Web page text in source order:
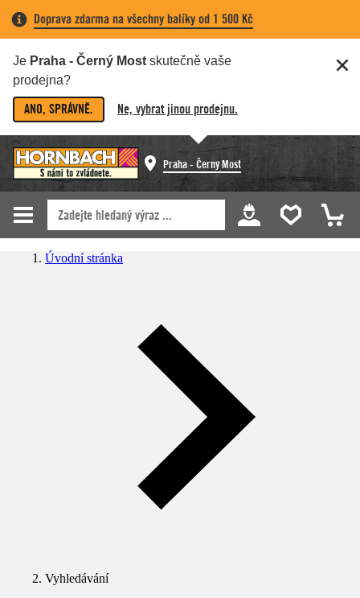
Doprava zdarma na všechny balíky od 1 500 Kč
Je Praha - Černý Most skutečně vaše
prodejna?
ANO, SPRÁVNĚ. Ne, vybrat jinou prodejnu.
Praha - Černý Most
Úvodní stránka
Vyhledávání